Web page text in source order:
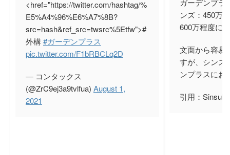
<href="https://twitter.com/hashtag/%
E5%A4%96%E6%A7%8B?
src=hash&ref_src=twsrc%5Etfw">#
外構#ガーデンプラス
pic.twitter.com/F1bRBCLq2D
— コンタックス
(@ZrC9ej3a9tvlfua) August 1,
2021
ガーデンプラ
ンズ：450万
600万程度に
文面から容易
すが、シンス
ンプラスにお
引用：